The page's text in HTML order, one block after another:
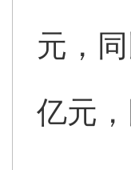
元，
亿元